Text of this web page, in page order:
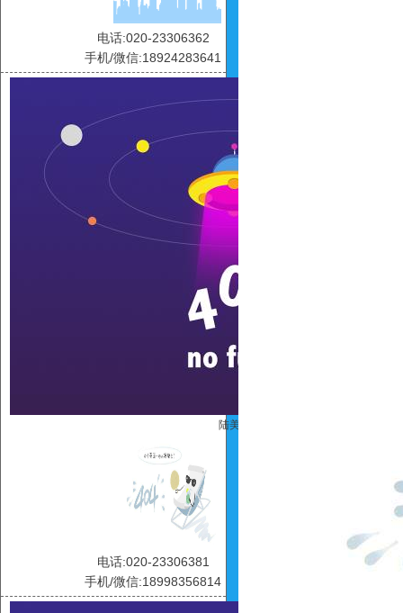
电话:020-23306362
手机/微信:18924283641
陆美玲
电话:020-23306381
手机/微信:18998356814